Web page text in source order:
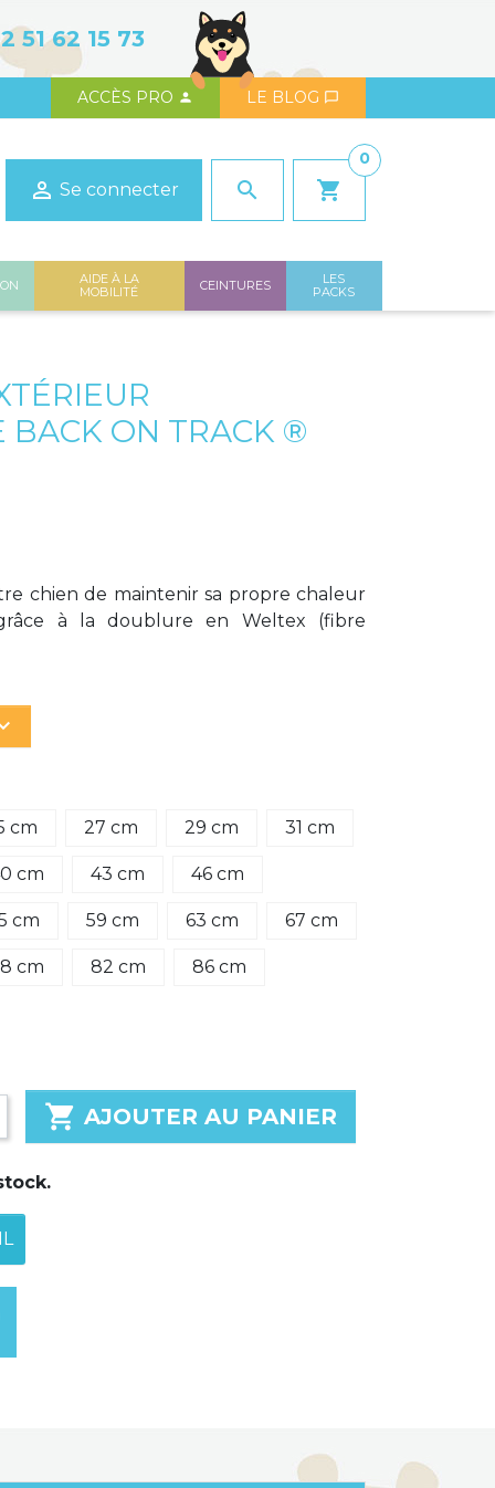
51 62 15 73
ACCÈS PRO  LE BLOG 
 Se connecter search shopping_cart
0
AIDE À LA
MOBILITÉ
CEINTURES
LES
PACKS
BACK ON TRACK ®
chien de maintenir sa propre chaleur
à la doublure en Weltex (fibre
cm 27 cm 29 cm 31 cm
cm 43 cm 46 cm
cm 59 cm 63 cm 67 cm
cm 82 cm 86 cm
 AJOUTER AU PANIER